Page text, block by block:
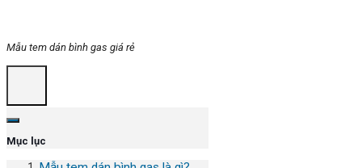
Mẫu tem dán bình gas giá rẻ
Mục lục